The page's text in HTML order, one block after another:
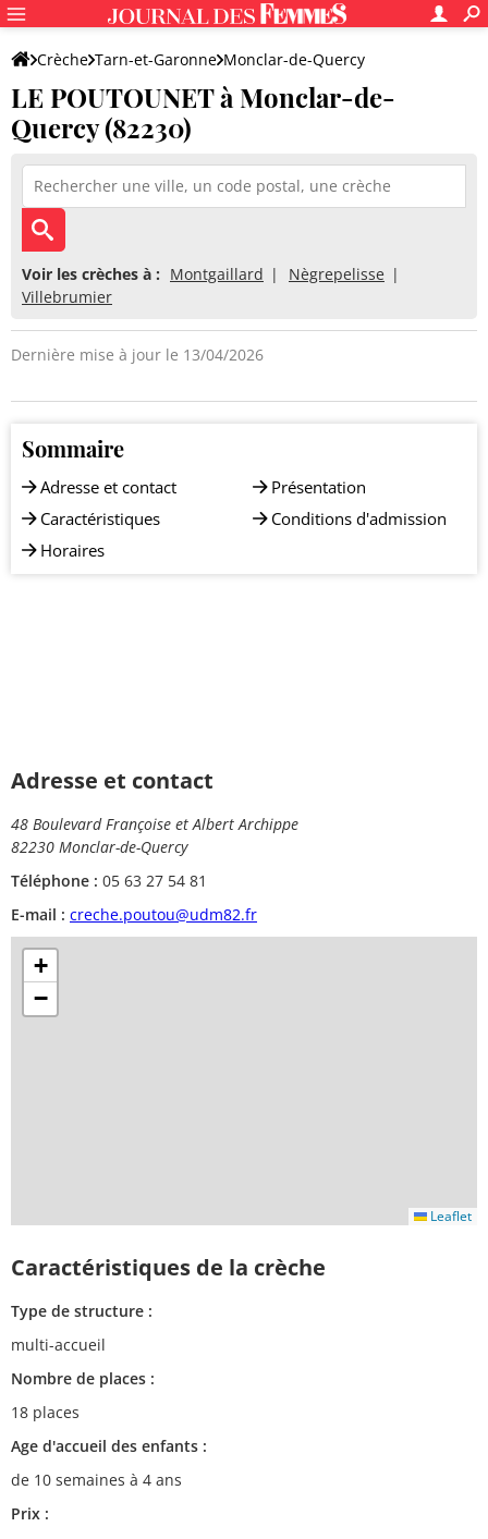
Crèche Tarn-et-Garonne Monclar-de-Quercy
LE POUTOUNET
LE POUTOUNET à Monclar-de-
Quercy (82230)
Voir les crèches à : Montgaillard
Nègrepelisse
Villebrumier
Dernière mise à jour le 13/04/2026
Sommaire
Adresse et contact
Caractéristiques
Horaires
Présentation
Conditions d'admission
Adresse et contact
48 Boulevard Françoise et Albert Archippe
82230 Monclar-de-Quercy
Téléphone : 05 63 27 54 81
E-mail : creche.poutou@udm82.fr
+
−
Leaflet
Caractéristiques de la crèche
Type de structure :
multi-accueil
Nombre de places :
18 places
Age d'accueil des enfants :
de 10 semaines à 4 ans
Prix :